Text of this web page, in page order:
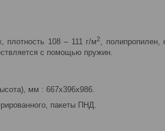
плотность 108 – 111 г/м2, полипропилен,
с помощью пружин.
мм : 667х396х986.
пакеты ПНД.